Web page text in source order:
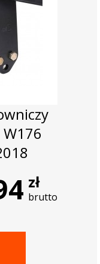
W176
zł
brutto